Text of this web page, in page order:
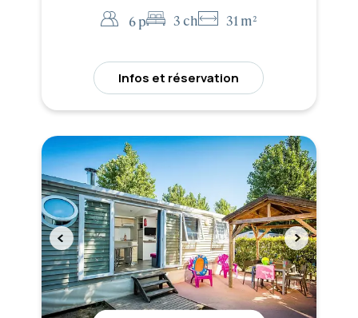
6 p 3 ch 31 m²
Infos et réservation